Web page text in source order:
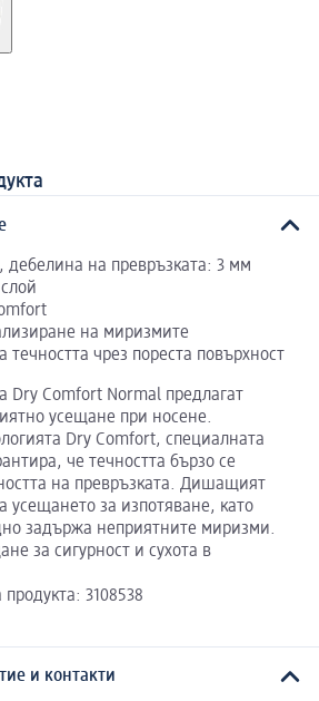
на превръзката: 3 мм
на миризмите
течността чрез пореста повърхност
Dry Comfort Normal предлагат
усещане при носене.
Dry Comfort, специалната
че течността бързо се
на превръзката. Дишащият
усещането за изпотяване, като
задържа неприятните миризми.
за сигурност и сухота в
3108538
и контакти